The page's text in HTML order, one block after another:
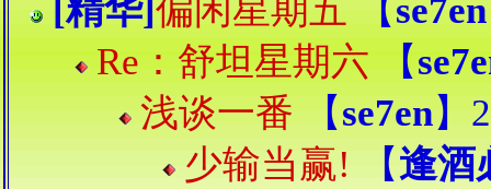
[精华] 偏闲星期五 【se7en
Re：舒坦星期六 【
浅谈一番 【se7en】
少输当赢!
【逢酒